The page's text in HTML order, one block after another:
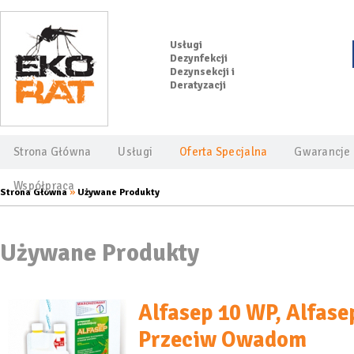
Strona Główna Usługi Oferta Specjalna Gwarancje
Współpraca
Usługi
Dezynfekcji
Dezynsekcji i
Deratyzacji
Strona Główna » Używane Produkty
Używane Produkty
Alfasep 10 WP,
Przeciw Owadom